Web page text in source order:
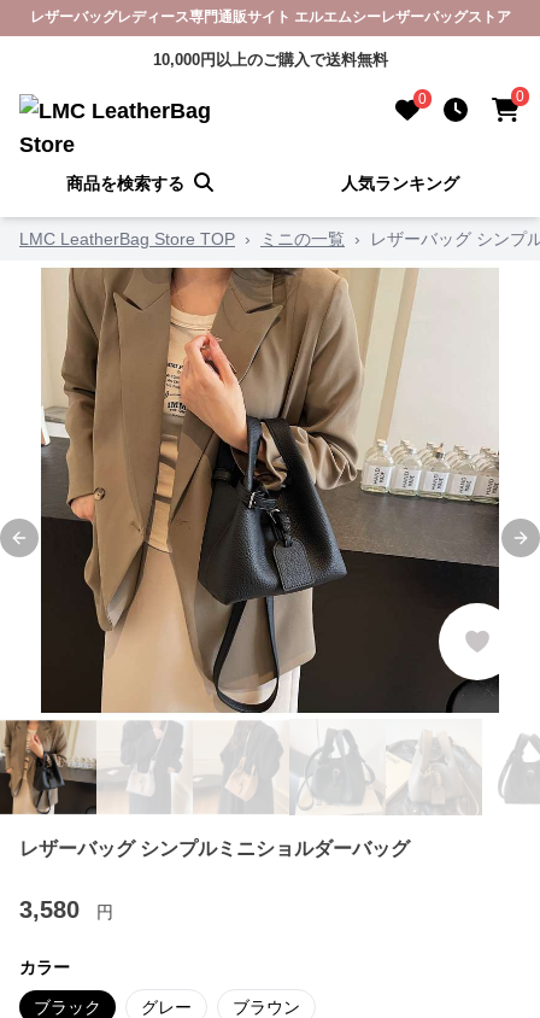
レザーバッグレディース専門通販サイト エルエムシーレザーバッグストア
10,000円以上のご購入で送料無料
0 0
商品を検索する 人気ランキング
LMC LeatherBag Store TOP › ミニの一覧 › レザーバッグ シンプ
Previous slide
レザーバッグ シンプルミニショルダーバッグ
3,580 円
カラー
ブラック グレー ブラウン